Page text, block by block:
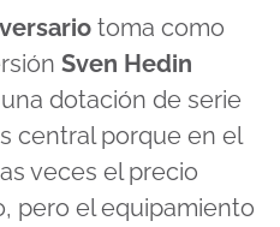
toma como
Sven Hedin
dotación de serie
central porque en el
veces el precio
pero el equipamiento